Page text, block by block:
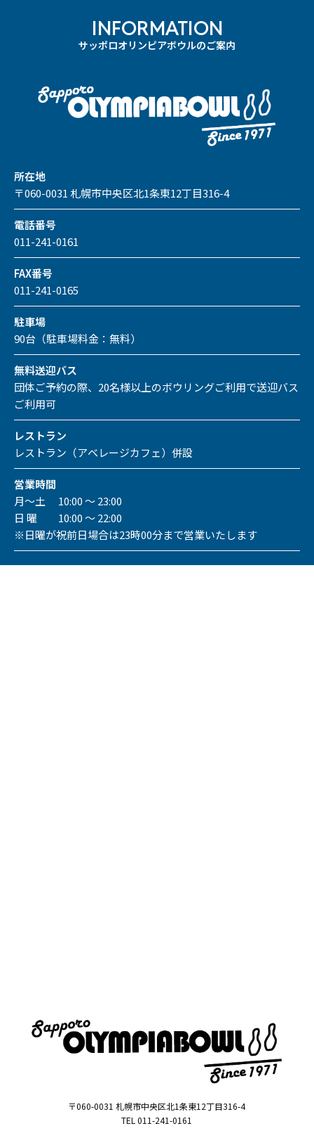
INFORMATION
サッポロオリンピアボウルのご案内
所在地
〒060-0031 札幌市中央区北1条東12丁目316-4
電話番号
011-241-0161
FAX番号
011-241-0165
駐車場
90台（駐車場料金：無料）
無料送迎バス
団体ご予約の際、20名様以上のボウリングご利用で送迎バス
ご利用可
レストラン
レストラン（アベレージカフェ）併設
営業時間
月～土 10:00 ～ 23:00
日 曜 10:00 ～ 22:00
※日曜が祝前日場合は23時00分まで営業いたします
〒060-0031 札幌市中央区北1条東12丁目316-4
TEL 011-241-0161